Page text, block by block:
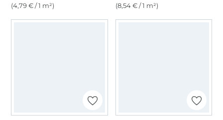
(4,79 € / 1 m²)
(8,54 € / 1 m²)